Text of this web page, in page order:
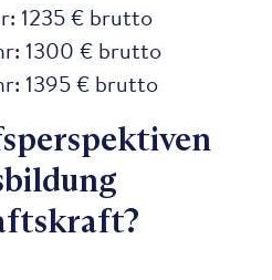
1235 € brutto
1300 € brutto
1395 € brutto